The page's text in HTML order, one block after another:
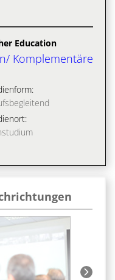
Education
Komplementäre